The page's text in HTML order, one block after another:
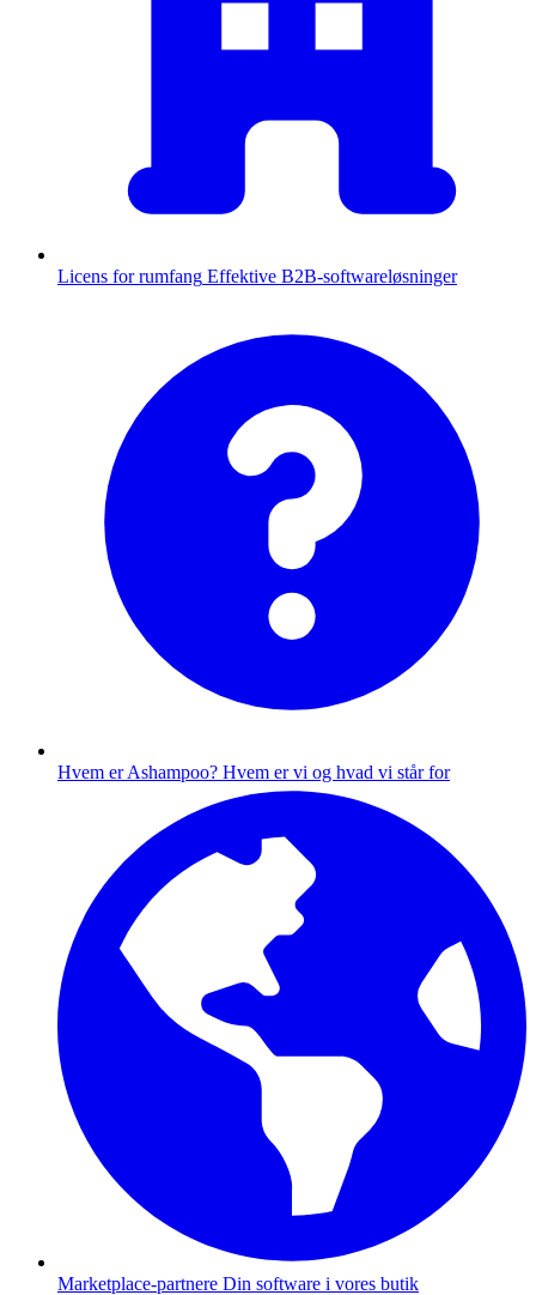
Licens for rumfang Effektive B2B-softwareløsninger
Hvem er Ashampoo? Hvem er vi og hvad vi står for
Marketplace-partnere Din software i vores butik